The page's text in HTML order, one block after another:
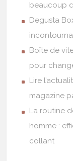
beaucoup
Degusta
Boîte de
pour
Lire
magazine
La routine
homme :
collant